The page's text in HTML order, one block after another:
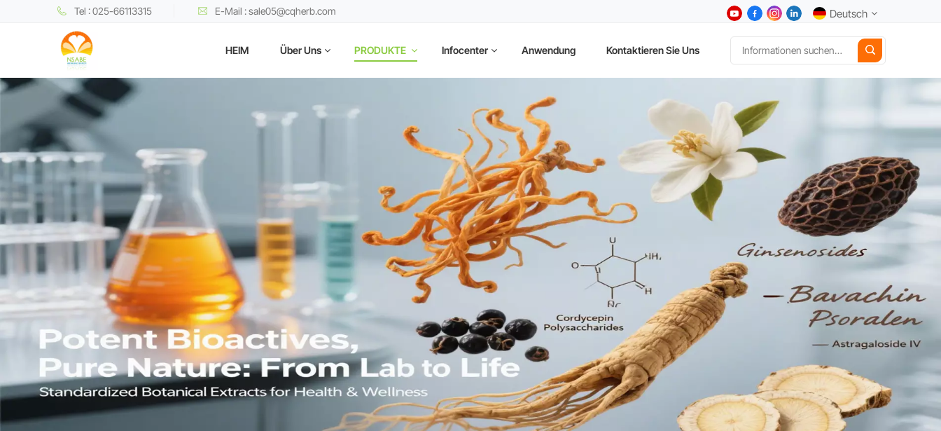
Tel : 025-66113315 E-Mail : sale05@cqherb.com Deutsch
Español
日本語
한국어
HEIM Über Uns PRODUKTE Infocenter Anwendung Kontaktieren Sie Uns